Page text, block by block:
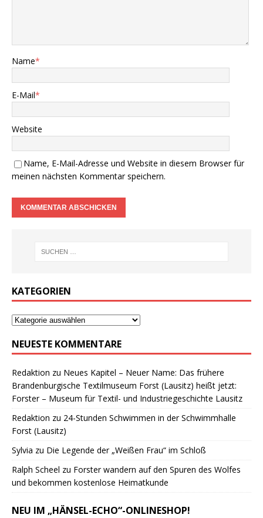
Name*
E-Mail*
Website
Name, E-Mail-Adresse und Website in diesem Browser für
meinen nächsten Kommentar speichern.
KATEGORIEN
NEUESTE KOMMENTARE
Redaktion zu Neues Kapitel – Neuer Name: Das frühere
Brandenburgische Textilmuseum Forst (Lausitz) heißt jetzt:
Forster – Museum für Textil- und Industriegeschichte Lausitz
Redaktion zu 24-Stunden Schwimmen in der Schwimmhalle
Forst (Lausitz)
Sylvia zu Die Legende der „Weißen Frau“ im Schloß
Ralph Scheel zu Forster wandern auf den Spuren des Wolfes
und bekommen kostenlose Heimatkunde
NEU IM „HÄNSEL-ECHO“-ONLINESHOP!